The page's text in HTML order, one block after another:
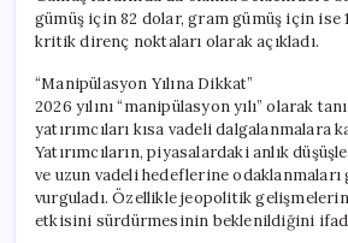
gümüş için 82 dolar, gram gümüş için
kritik direnç noktaları olarak açıkladı.
“Manipülasyon Yılına Dikkat”
2026 yılını “manipülasyon yılı” olarak
yatırımcıları kısa vadeli dalgalanmalara
Yatırımcıların, piyasalardaki anlık
ve uzun vadeli hedeflerine
vurguladı. Özellikle jeopolitik
etkisini sürdürmesinin beklenildiğini